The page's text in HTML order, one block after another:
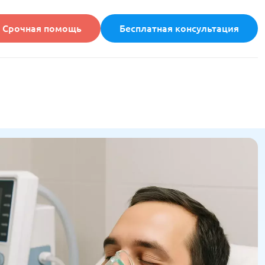
Срочная помощь Бесплатная консультация